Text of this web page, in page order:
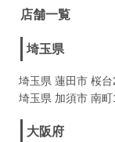
店舗一覧
埼玉県
埼玉県 蓮田市 桜
埼玉県 加須市 南町
大阪府